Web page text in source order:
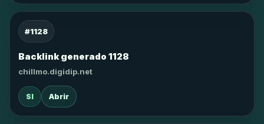
#1128
Backlink generado 1128
chillmo.digidip.net
SI Abrir